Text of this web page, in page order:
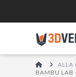
HOMEALLA
BAMBU LAB